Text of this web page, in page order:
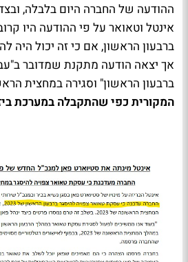
ההודעה של החברה היום בלבלה,
אינטל וטאואר על פי ההודעה היו
ברבעון הראשון, אם כי זה יכול היה
אך יצאה הודעה מתקנת שמדובר
ברבעון הראשון" וסגירה במחצית
המקורית כפי שהתקבלה במערכת